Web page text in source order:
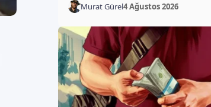
Murat Gürel4 Ağustos 2026